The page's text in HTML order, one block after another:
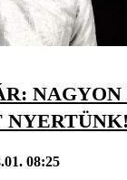
NYERTÜNK!
08:25